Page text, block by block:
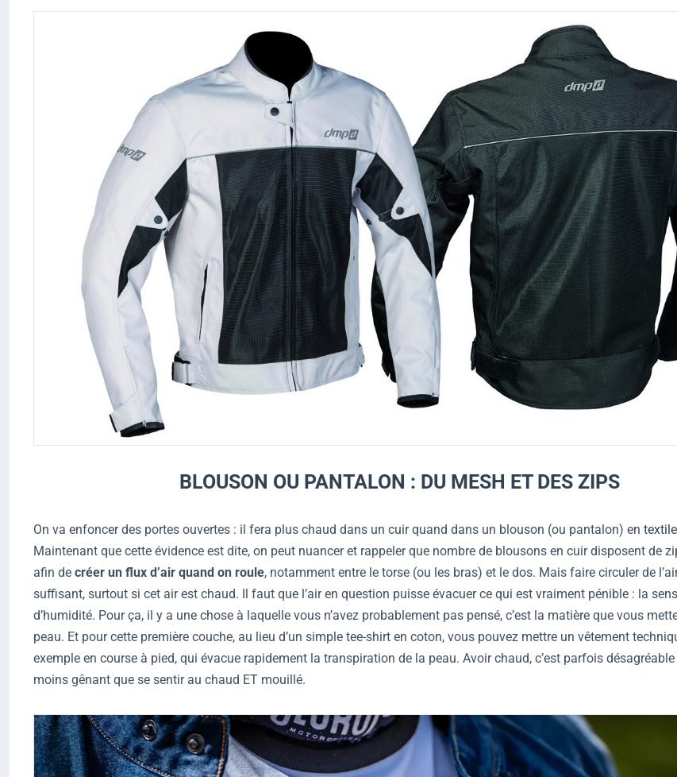
BLOUSON OU PANTALON : DU MESH ET DES ZIPS
On va enfoncer des portes ouvertes : il fera plus chaud dans un cuir quand dans un blouson (ou pantalon) en
Maintenant que cette évidence est dite, on peut nuancer et rappeler que nombre de blousons en cuir disposent de
afin de créer un flux d’air quand on roule, notamment entre le torse (ou les bras) et le dos. Mais faire circuler de
suffisant, surtout si cet air est chaud. Il faut que l’air en question puisse évacuer ce qui est vraiment pénible : la
d’humidité. Pour ça, il y a une chose à laquelle vous n’avez probablement pas pensé, c’est la matière que vous
peau. Et pour cette première couche, au lieu d’un simple tee-shirt en coton, vous pouvez mettre un vêtement
exemple en course à pied, qui évacue rapidement la transpiration de la peau. Avoir chaud, c’est parfois désagréable
moins gênant que se sentir au chaud ET mouillé.